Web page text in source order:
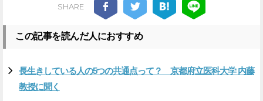
SHARE
この記事を読んだ人におすすめ
長生きしている人の5つの共通点って？ 京都府立医科大学 内藤
教授に聞く